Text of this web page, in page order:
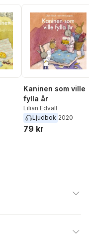
antal röster:
Kaninen som ville
fylla år
Lilian Edvall
Ljudbok 2020
79 kr